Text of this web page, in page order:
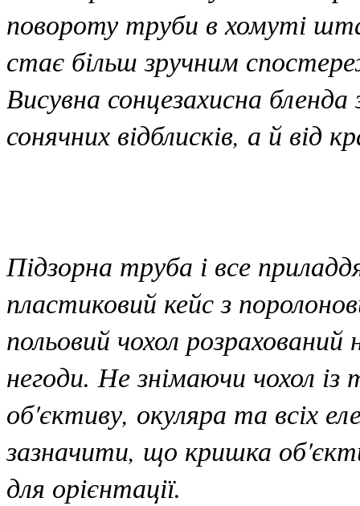
повороту труби в хомуті
стає більш зручним
Висувна сонцезахисна
сонячних відблисків, а й від
Підзорна труба і все
пластиковий кейс з
польовий чохол
негоди. Не знімаючи чохол
об'єктиву, окуляра та всіх
зазначити, що кришка
для орієнтації.